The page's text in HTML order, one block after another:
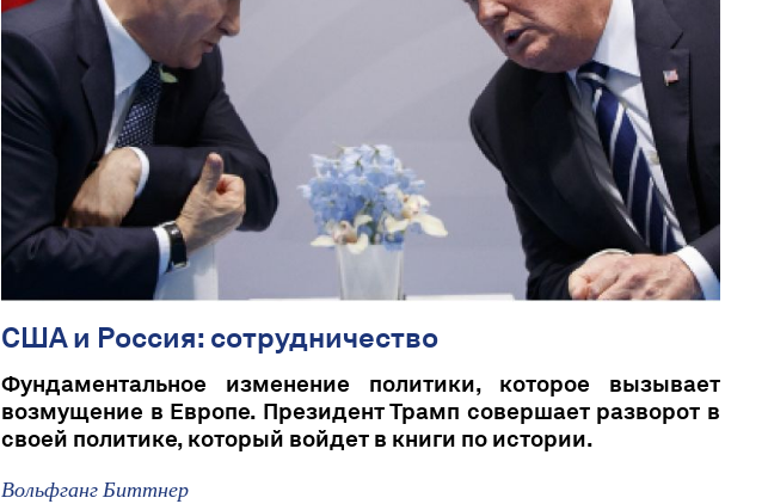
США и Россия: сотрудничество
Фундаментальное изменение политики, которое вызывает
возмущение в Европе. Президент Трамп совершает разворот в
своей политике, который войдет в книги по истории.
Вольфганг Биттнер